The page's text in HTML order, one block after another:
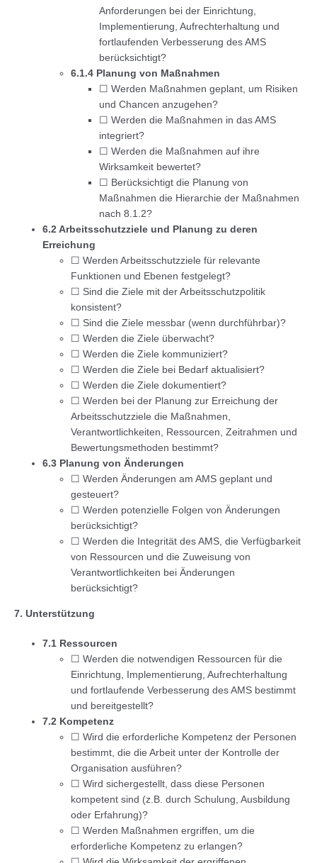
Anforderungen bei der Einrichtung,
Implementierung, Aufrechterhaltung und
fortlaufenden Verbesserung des AMS
berücksichtigt?
6.1.4 Planung von Maßnahmen
☐ Werden Maßnahmen geplant, um Risiken
und Chancen anzugehen?
☐ Werden die Maßnahmen in das AMS
integriert?
☐ Werden die Maßnahmen auf ihre
Wirksamkeit bewertet?
☐ Berücksichtigt die Planung von
Maßnahmen die Hierarchie der Maßnahmen
nach 8.1.2?
6.2 Arbeitsschutzziele und Planung zu deren
Erreichung
☐ Werden Arbeitsschutzziele für relevante
Funktionen und Ebenen festgelegt?
☐ Sind die Ziele mit der Arbeitsschutzpolitik
konsistent?
☐ Sind die Ziele messbar (wenn durchführbar)?
☐ Werden die Ziele überwacht?
☐ Werden die Ziele kommuniziert?
☐ Werden die Ziele bei Bedarf aktualisiert?
☐ Werden die Ziele dokumentiert?
☐ Werden bei der Planung zur Erreichung der
Arbeitsschutzziele die Maßnahmen,
Verantwortlichkeiten, Ressourcen, Zeitrahmen und
Bewertungsmethoden bestimmt?
6.3 Planung von Änderungen
☐ Werden Änderungen am AMS geplant und
gesteuert?
☐ Werden potenzielle Folgen von Änderungen
berücksichtigt?
☐ Werden die Integrität des AMS, die Verfügbarkeit
von Ressourcen und die Zuweisung von
Verantwortlichkeiten bei Änderungen
berücksichtigt?
7. Unterstützung
7.1 Ressourcen
☐ Werden die notwendigen Ressourcen für die
Einrichtung, Implementierung, Aufrechterhaltung
und fortlaufende Verbesserung des AMS bestimmt
und bereitgestellt?
7.2 Kompetenz
☐ Wird die erforderliche Kompetenz der Personen
bestimmt, die die Arbeit unter der Kontrolle der
Organisation ausführen?
☐ Wird sichergestellt, dass diese Personen
kompetent sind (z.B. durch Schulung, Ausbildung
oder Erfahrung)?
☐ Werden Maßnahmen ergriffen, um die
erforderliche Kompetenz zu erlangen?